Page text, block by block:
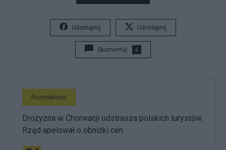
Udostępnij Udostępnij
Skomentuj 6
Rozmaitości
Drożyzna w Chorwacji odstrasza polskich turystów.
Rząd apelował o obniżki cen